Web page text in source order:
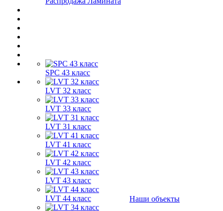
SPC 43 класс
LVT 32 класс
LVT 33 класс
LVT 31 класс
LVT 41 класс
LVT 42 класс
LVT 43 класс
LVT 44 класс
Наши объекты